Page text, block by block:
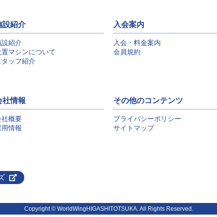
設紹介
設紹介
置マシンについて
タッフ紹介
入会案内
入会・料金案内
会員規約
社情報
社概要
用情報
その他のコンテンツ
プライバシーポリシー
サイトマップ
Copyright © WorldWingHIGASHITOTSUKA. All Rights Reserved.